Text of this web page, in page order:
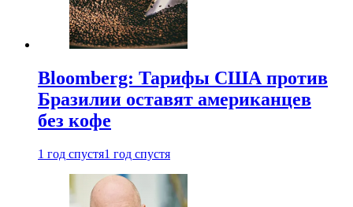
Bloomberg: Тарифы США против
Бразилии оставят американцев
без кофе
1 год спустя1 год спустя